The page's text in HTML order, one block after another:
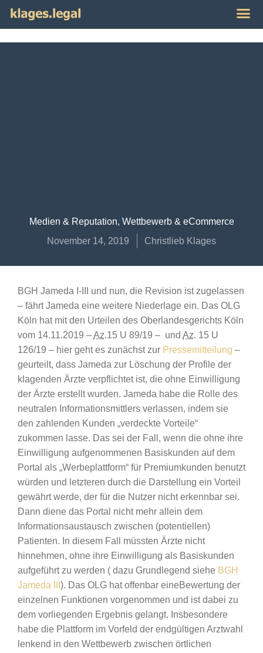
Medien & Reputation, Wettbewerb & eCommerce
November 14, 2019
Christlieb Klages
BGH Jameda I-III und nun, die Revision ist zugelassen
– fährt Jameda eine weitere Niederlage ein. Das OLG
Köln hat mit den Urteilen des Oberlandesgerichts Köln
vom 14.11.2019 –Az.15 U 89/19 – und Az. 15 U
126/19 – hier geht es zunächst zur Pressemitteilung –
geurteilt, dass Jameda zur Löschung der Profile der
klagenden Ärzte verpflichtet ist, die ohne Einwilligung
der Ärzte erstellt wurden. Jameda habe die Rolle des
neutralen Informationsmittlers verlassen, indem sie
den zahlenden Kunden „verdeckte Vorteile“
zukommen lasse. Das sei der Fall, wenn die ohne ihre
Einwilligung aufgenommenen Basiskunden auf dem
Portal als „Werbeplattform“ für Premiumkunden benutzt
würden und letzteren durch die Darstellung ein Vorteil
gewährt werde, der für die Nutzer nicht erkennbar sei.
Dann diene das Portal nicht mehr allein dem
Informationsaustausch zwischen (potentiellen)
Patienten. In diesem Fall müssten Ärzte nicht
hinnehmen, ohne ihre Einwilligung als Basiskunden
aufgeführt zu werden ( dazu Grundlegend siehe BGH
Jameda III ). Das OLG hat offenbar eineBewertung der
einzelnen Funktionen vorgenommen und ist dabei zu
dem vorliegenden Ergebnis gelangt. Insbesondere
habe die Plattform im Vorfeld der endgültigen Arztwahl
lenkend in den Wettbewerb zwischen örtlichen